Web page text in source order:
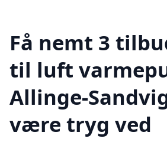
Få nemt 3
til luft
Allinge-
være tryg ved